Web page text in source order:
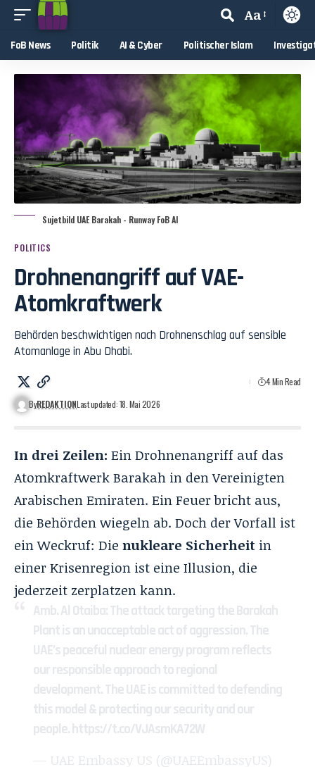
Aa
FoB News Politik AI & Cyber Politischer Islam
Sujetbild UAE Barakah - Runway FoB AI
POLITICS
Drohnenangriff auf VAE-
Atomkraftwerk
Behörden beschwichtigen nach Drohnenschlag auf sensible
Atomanlage in Abu Dhabi.
ByREDAKTIONLast updated: 18. Mai 2026
4 Min Read
In drei Zeilen: Ein Drohnenangriff auf das
Atomkraftwerk Barakah in den Vereinigten
Arabischen Emiraten. Ein Feuer bricht aus,
die Behörden wiegeln ab. Doch der Vorfall ist
ein Weckruf: Die nukleare Sicherheit in
einer Krisenregion ist eine Illusion, die
jederzeit zerplatzen kann.
Amb. Al Otaiba: The attack targeting the Barakah
Plant is an unacceptable act of aggression. The
UAE’s peaceful nuclear energy program reflects
our responsible approach to regional
development. The UAE is committed to defending
this model & protecting our security and our
people.https://t.co/VJAsmKA72W
— UAE Embassy US (@UAEEmbassyUS)